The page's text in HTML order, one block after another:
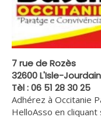
7 rue de Rozès
32600 L'Isle-Jourdain
Tèl : 06 51 28 30 25
Adhérez à Occitanie
HelloAsso en cliquant